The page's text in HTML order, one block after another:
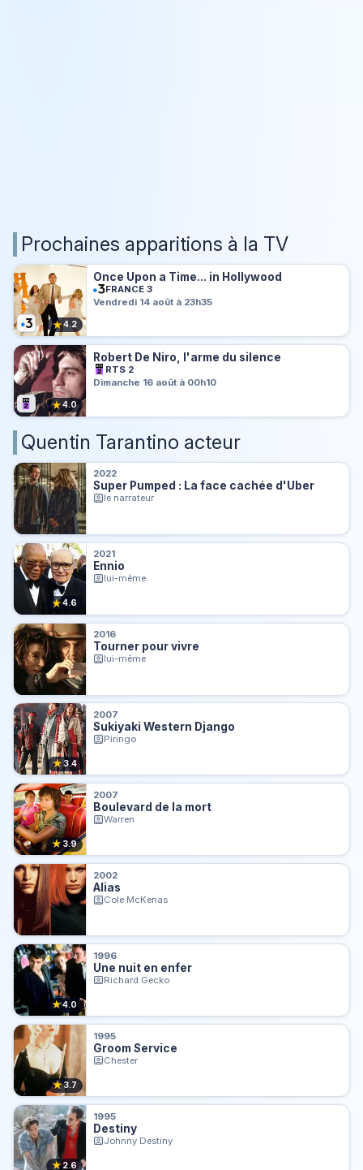
Prochaines apparitions à la TV
★4.2
Once Upon a Time... in Hollywood
FRANCE 3
Vendredi 14 août à 23h35
★4.0
Robert De Niro, l'arme du silence
RTS 2
Dimanche 16 août à 00h10
Quentin Tarantino acteur
2022
Super Pumped : La face cachée d'Uber
le narrateur
★4.6
2021
Ennio
lui-même
2016
Tourner pour vivre
lui-même
★3.4
2007
Sukiyaki Western Django
Piringo
★3.9
2007
Boulevard de la mort
Warren
2002
Alias
Cole McKenas
★4.0
1996
Une nuit en enfer
Richard Gecko
★3.7
1995
Groom Service
Chester
★2.6
1995
Destiny
Johnny Destiny